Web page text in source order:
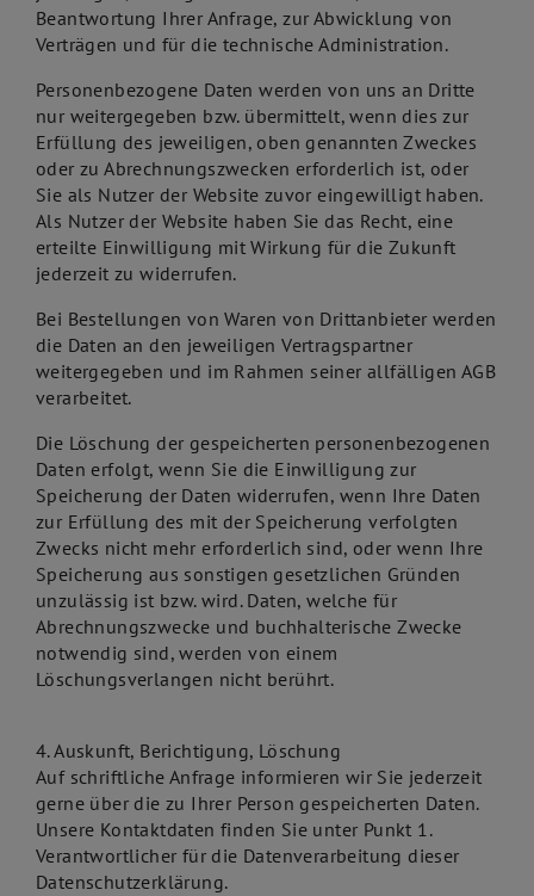
Beantwortung Ihrer Anfrage, zur Abwicklung von
Verträgen und für die technische Administration.
Personenbezogene Daten werden von uns an Dritte
nur weitergegeben bzw. übermittelt, wenn dies zur
Erfüllung des jeweiligen, oben genannten Zweckes
oder zu Abrechnungszwecken erforderlich ist, oder
Sie als Nutzer der Website zuvor eingewilligt haben.
Als Nutzer der Website haben Sie das Recht, eine
erteilte Einwilligung mit Wirkung für die Zukunft
jederzeit zu widerrufen.
Bei Bestellungen von Waren von Drittanbieter werden
die Daten an den jeweiligen Vertragspartner
weitergegeben und im Rahmen seiner allfälligen AGB
verarbeitet.
Die Löschung der gespeicherten personenbezogenen
Daten erfolgt, wenn Sie die Einwilligung zur
Speicherung der Daten widerrufen, wenn Ihre Daten
zur Erfüllung des mit der Speicherung verfolgten
Zwecks nicht mehr erforderlich sind, oder wenn Ihre
Speicherung aus sonstigen gesetzlichen Gründen
unzulässig ist bzw. wird. Daten, welche für
Abrechnungszwecke und buchhalterische Zwecke
notwendig sind, werden von einem
Löschungsverlangen nicht berührt.
4. Auskunft, Berichtigung, Löschung
Auf schriftliche Anfrage informieren wir Sie jederzeit
gerne über die zu Ihrer Person gespeicherten Daten.
Unsere Kontaktdaten finden Sie unter Punkt 1.
Verantwortlicher für die Datenverarbeitung dieser
Datenschutzerklärung.